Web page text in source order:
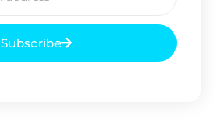
Subscribe